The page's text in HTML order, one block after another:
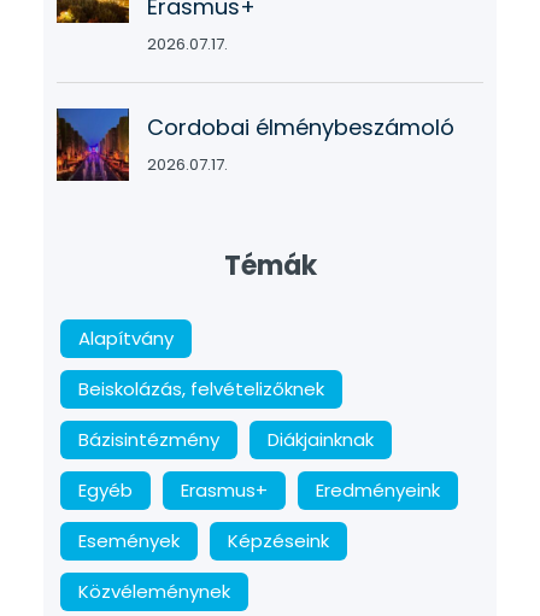
Erasmus+
2026.07.17.
Cordobai élménybeszámoló
2026.07.17.
Témák
Alapítvány
Beiskolázás, felvételizőknek
Bázisintézmény
Diákjainknak
Egyéb
Erasmus+
Eredményeink
Események
Képzéseink
Közvéleménynek